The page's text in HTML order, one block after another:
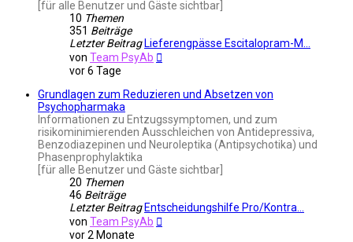
[für alle Benutzer und Gäste sichtbar]
10 Themen
351 Beiträge
Letzter Beitrag Lieferengpässe Escitalopram-M…
von Team PsyAb
vor 6 Tage
Grundlagen zum Reduzieren und Absetzen von
Psychopharmaka
Informationen zu Entzugssymptomen, und zum
risikominimierenden Ausschleichen von Antidepressiva,
Benzodiazepinen und Neuroleptika (Antipsychotika) und
Phasenprophylaktika
[für alle Benutzer und Gäste sichtbar]
20 Themen
46 Beiträge
Letzter Beitrag Entscheidungshilfe Pro/Kontra…
von Team PsyAb
vor 2 Monate